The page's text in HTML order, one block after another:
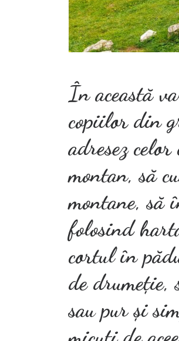
În această
copiilor din
adresez
montan, să
montane, să
folosind
cortul în
de drumeție,
sau pur și